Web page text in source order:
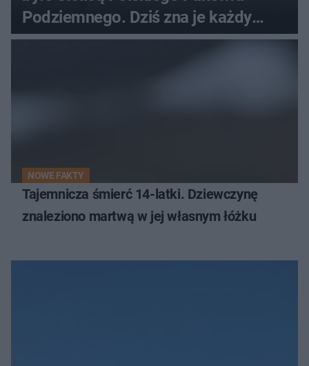
Podziemnego. Dziś zna je każdy
pielgrzym
NOWE FAKTY
Tajemnicza śmierć 14-latki. Dziewczynę
znaleziono martwą w jej własnym łóżku